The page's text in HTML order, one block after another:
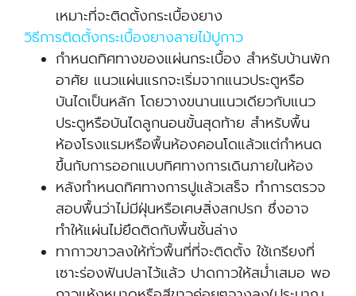
เหมาะที่จะติดตั้งกระเบื้องยาง
วิธีการติดตั้งกระเบื้องยางลายไม้ปูกาว
กำหนดทิศทางของแผ่นกระเบื้อง สำหรับบ้านพัก
อาศัย แนวแผ่นแรกจะเริ่มจากแนวประตูหรือ
บันไดเป็นหลัก โดยวางขนานแนวเดียวกับแนว
ประตูหรือบันไดลูกนอนขั้นสุดท้าย สำหรับพื้น
ห้องโรงแรมหรือพื้นห้องคอนโดแล้วแต่กำหนด
ขึ้นกับการออกแบบทิศทางการเดินภายในห้อง
หลังทำหนดทิศทางการปูแล้วเสร็จ ทำการตรวจ
สอบพื้นว่าไม่มีฝุ่นหรือเศษสิ่งสกปรก ซึ่งอาจ
ทำให้แผ่นไม่ยึดติดกับพื้นชั้นล่าง
ทากาวขาวลงให้ทั่วพื้นที่ที่จะติดตั้ง ใช้เกรียงที่
เซาะร่องฟันปลาไว้แล้ว ปาดกาวให้สม่ำเสมอ พอ